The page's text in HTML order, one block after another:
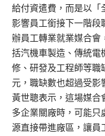
給付資遣費，而是以「
影響員工銜接下一階段
辦員工轉業就業媒合會
括汽機車製造、傳統電
修、研發及工程師等
元，職缺數也超過受影
黃世聰表示，這場媒合
多企業關廠時，可能
源直接帶進廠區，讓員